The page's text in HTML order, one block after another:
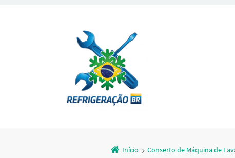
Início Conserto de Máquina de